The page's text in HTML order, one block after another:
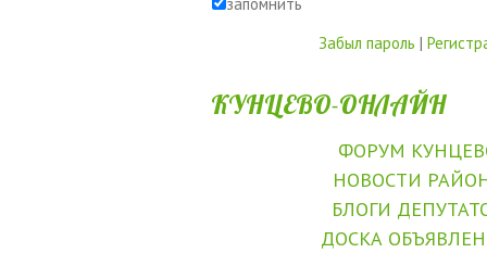
Забыл пароль |
КУНЦЕВО-ОНЛАЙН
ФОРУМ
НОВОСТИ
БЛОГИ
ДОСКА